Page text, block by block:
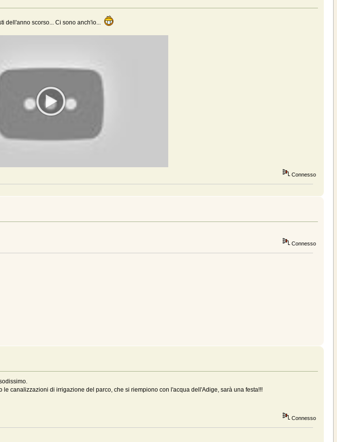
dell'anno scorso... Ci sono anch'io...
Connesso
Connesso
canalizzazioni di irrigazione del parco, che si riempiono con l'acqua dell'Adige, sarà una festa!!!
Connesso